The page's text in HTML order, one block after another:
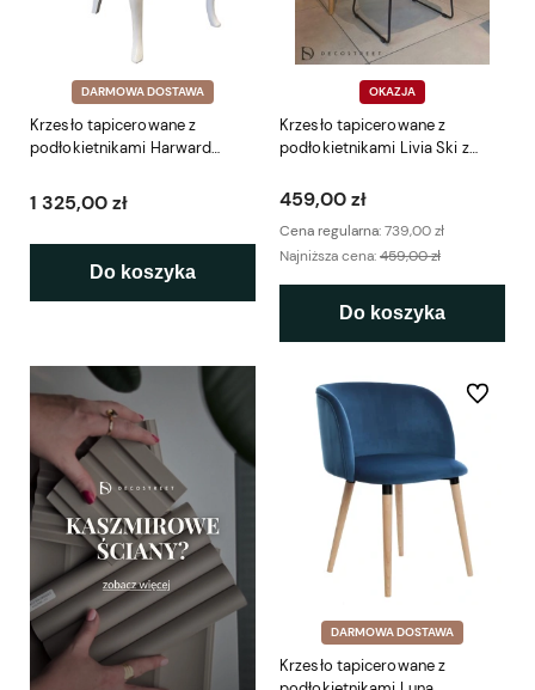
DARMOWA DOSTAWA
Krzesło tapicerowane z
podłokietnikami Harward
1 325,00 zł
Do koszyka
OKAZJA
Krzesło tapicerowane z
podłokietnikami Livia Ski z
459,00 zł
Cena regularna:739,00 zł
Najniższa cena:459,00 zł
Do koszyka
DARMOWA DOSTAWA
Krzesło tapicerowane z
Do